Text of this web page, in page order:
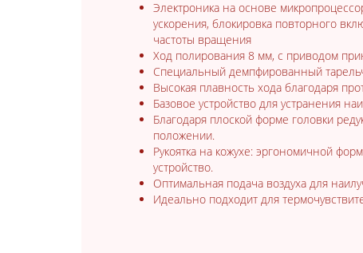
Электроника на основе
ускорения, блокировка повторного
частоты вращения
Ход полирования 8 мм, с приводом
Специальный демпфированный
Высокая плавность хода благодаря
Базовое устройство для устранения
Благодаря плоской форме головки
положении.
Рукоятка на кожухе: эргономичной
устройство.
Оптимальная подача воздуха для
Идеально подходит для